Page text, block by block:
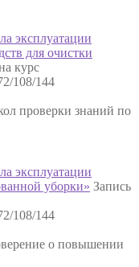
эксплуатации
для очистки
курс
108/144
проверки знаний по
эксплуатации
уборки» Запись
108/144
о повышении